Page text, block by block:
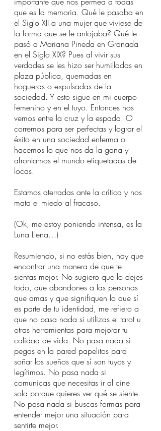
que es la memoria. Qué le pasaba en
el Siglo XII a una mujer que viviese de
la forma que se le antojaba? Qué le
pasó a Mariana Pineda en Granada
en el Siglo XIX? Pues al vivir sus
verdades se les hizo ser humilladas en
plaza pública, quemadas en
hogueras o expulsadas de la
sociedad. Y esto sigue en mi cuerpo
femenino y en el tuyo. Entonces nos
vemos entre la cruz y la espada. O
corremos para ser perfectas y lograr el
éxito en una sociedad enferma o
hacemos lo que nos da la gana y
afrontamos el mundo etiquetadas de
locas.
Estamos aterradas ante la crítica y nos
mata el miedo al fracaso.
(Ok, me estoy poniendo intensa, es la
Luna Llena…)
Resumiendo, si no estás bien, hay que
encontrar una manera de que te
sientas mejor. No sugiero que lo dejes
todo, que abandones a las personas
que amas y que signifiquen lo que sí
es parte de tu identidad, me refiero a
que no pasa nada si utilizas el tarot u
otras herramientas para mejorar tu
calidad de vida. No pasa nada si
pegas en la pared papelitos para
soñar los sueños que sí son tuyos y
legítimos. No pasa nada si
comunicas que necesitas ir al cine
sola porque quieres ver qué se siente.
No pasa nada si buscas formas para
entender mejor una situación para
sentirte mejor.